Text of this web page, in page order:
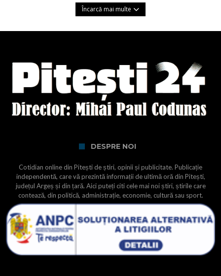
Încarcă mai multe
DESPRE NOI
Cotidian online din Pitești de știri, opinii și publicitate. Publicație
independentă, care vă prezintă informații de ultimă oră din Pitești,
județul Argeș și din țară. Aici puteți citi cele mai noi știri, știrile care
contează, din politică, administrație, economie, cultură sau sport.